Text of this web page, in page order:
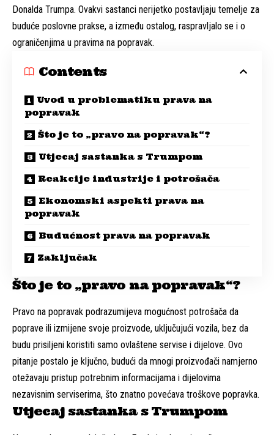
Donalda Trumpa. Ovakvi sastanci nerijetko postavljaju temelje za
buduće poslovne prakse, a između ostalog, raspravljalo se i o
ograničenjima u pravima na popravak.
Contents
Uvod u problematiku prava na
popravak
Što je to „pravo na popravak“?
Utjecaj sastanka s Trumpom
Reakcije industrije i potrošača
Ekonomski aspekti prava na
popravak
Budućnost prava na popravak
Zaključak
Što je to „pravo na popravak“?
Pravo na popravak podrazumijeva mogućnost potrošača da
poprave ili izmijene svoje proizvode, uključujući vozila, bez da
budu prisiljeni koristiti samo ovlaštene servise i dijelove. Ovo
pitanje postalo je ključno, budući da mnogi proizvođači namjerno
otežavaju pristup potrebnim informacijama i dijelovima
nezavisnim serviserima, što znatno povećava troškove popravka.
Utjecaj sastanka s Trumpom